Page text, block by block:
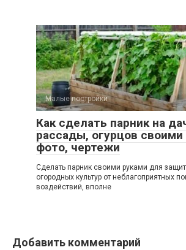
Малые постройки
Как сделать парник на
рассады, огурцов своими
фото, чертежи
Сделать парник своими руками для
огородных культур от неблагоприятных
воздействий, вполне
Добавить комментарий